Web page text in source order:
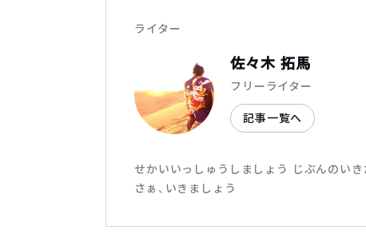
ライター
佐々木 拓馬
フリーライター
記事一覧へ
せかいいっしゅうしましょう じぶんのい
さぁ、いきましょう